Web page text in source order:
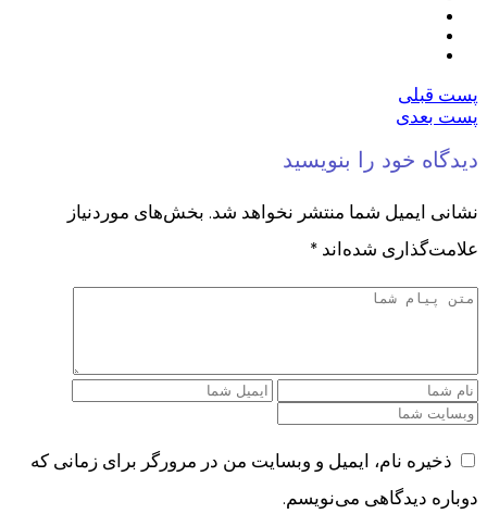
پست قبلی
پست بعدی
دیدگاه خود را بنویسید
نشانی ایمیل شما منتشر نخواهد شد. بخش‌های موردنیاز
علامت‌گذاری شده‌اند *
ذخیره نام، ایمیل و وبسایت من در مرورگر برای زمانی که
دوباره دیدگاهی می‌نویسم.